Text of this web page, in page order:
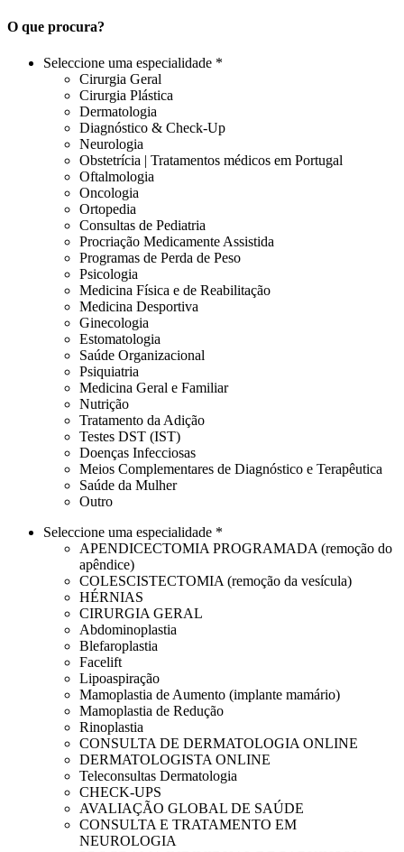
O que procura?
Seleccione uma especialidade *
Cirurgia Geral
Cirurgia Plástica
Dermatologia
Diagnóstico & Check-Up
Neurologia
Obstetrícia | Tratamentos médicos em Portugal
Oftalmologia
Oncologia
Ortopedia
Consultas de Pediatria
Procriação Medicamente Assistida
Programas de Perda de Peso
Psicologia
Medicina Física e de Reabilitação
Medicina Desportiva
Ginecologia
Estomatologia
Saúde Organizacional
Psiquiatria
Medicina Geral e Familiar
Nutrição
Tratamento da Adição
Testes DST (IST)
Doenças Infecciosas
Meios Complementares de Diagnóstico e Terapêutica
Saúde da Mulher
Outro
Seleccione uma especialidade *
APENDICECTOMIA PROGRAMADA (remoção do
apêndice)
COLESCISTECTOMIA (remoção da vesícula)
HÉRNIAS
CIRURGIA GERAL
Abdominoplastia
Blefaroplastia
Facelift
Lipoaspiração
Mamoplastia de Aumento (implante mamário)
Mamoplastia de Redução
Rinoplastia
CONSULTA DE DERMATOLOGIA ONLINE
DERMATOLOGISTA ONLINE
Teleconsultas Dermatologia
CHECK-UPS
AVALIAÇÃO GLOBAL DE SAÚDE
CONSULTA E TRATAMENTO EM
NEUROLOGIA